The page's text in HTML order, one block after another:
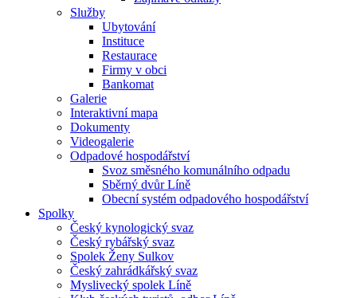
Služby
Ubytování
Instituce
Restaurace
Firmy v obci
Bankomat
Galerie
Interaktivní mapa
Dokumenty
Videogalerie
Odpadové hospodářství
Svoz směsného komunálního odpadu
Sběrný dvůr Líně
Obecní systém odpadového hospodářství
Spolky
Český kynologický svaz
Český rybářský svaz
Spolek Ženy Sulkov
Český zahrádkářský svaz
Myslivecký spolek Líně